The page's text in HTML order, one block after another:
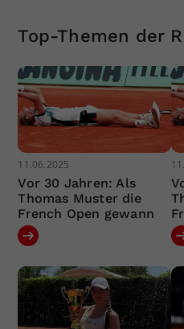
Top-Themen der
11.06.2025
Vor 30 Jahren: Als
Thomas Muster die
French Open gewann